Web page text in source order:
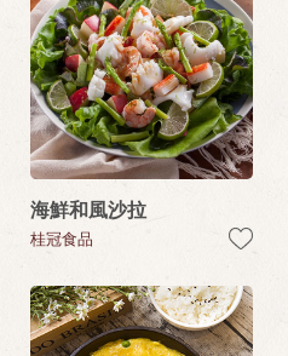
海鮮和風沙拉
桂冠食品